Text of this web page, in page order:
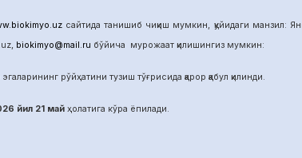
сайтида танишиб чиқиш мумкин, қуйидаги манзил:
biokimyo@mail.ru бўйича мурожаат қилишингиз мумкин:
рўйҳатини тузиш тўғрисида қарор қабул қилинди.
йил 21 майҳолатига кўра ёпилади.